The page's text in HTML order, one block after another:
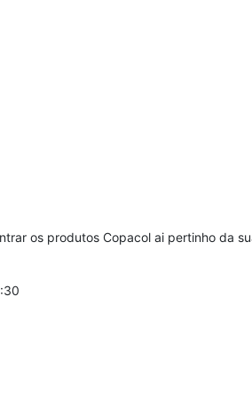
os produtos Copacol ai pertinho da